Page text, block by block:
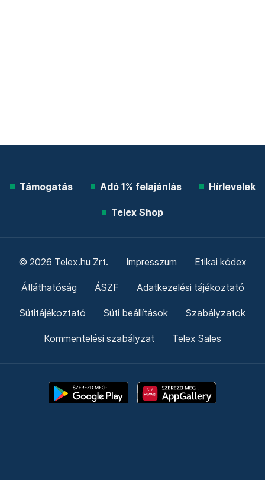
Támogatás Adó 1% felajánlás Hírlevelek
Telex Shop
© 2026 Telex.hu Zrt. Impresszum Etikai kódex
Átláthatóság ÁSZF Adatkezelési tájékoztató
Sütitájékoztató Süti beállítások Szabályzatok
Kommentelési szabályzat Telex Sales